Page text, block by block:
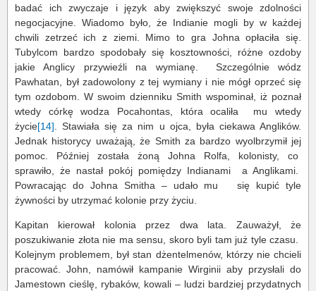
badać ich zwyczaje i język aby zwiększyć swoje zdolności
negocjacyjne. Wiadomo było, że Indianie mogli by w każdej
chwili zetrzeć ich z ziemi. Mimo to gra Johna opłaciła się.
Tubylcom bardzo spodobały się kosztowności, różne ozdoby
jakie Anglicy przywieźli na wymianę. Szczególnie wódz
Pawhatan, był zadowolony z tej wymiany i nie mógł oprzeć się
tym ozdobom. W swoim dzienniku Smith wspominał, iż poznał
wtedy córkę wodza Pocahontas, która ocaliła mu wtedy
życie[14]. Stawiała się za nim u ojca, była ciekawa Anglików.
Jednak historycy uważają, że Smith za bardzo wyolbrzymił jej
pomoc. Później została żoną Johna Rolfa, kolonisty, co
sprawiło, że nastał pokój pomiędzy Indianami a Anglikami.
Powracając do Johna Smitha – udało mu się kupić tyle
żywności by utrzymać kolonie przy życiu.
Kapitan kierował kolonia przez dwa lata. Zauważył, że
poszukiwanie złota nie ma sensu, skoro byli tam już tyle czasu.
Kolejnym problemem, był stan dżentelmenów, którzy nie chcieli
pracować. John, namówił kampanie Wirginii aby przysłali do
Jamestown cieślę, rybaków, kowali – ludzi bardziej przydatnych